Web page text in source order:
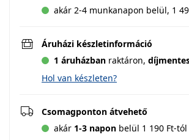
akár 2-4 munkanapon belül, 1
Áruházi készletinformáció
1 áruházban raktáron,
Hol van készleten?
Csomagponton átvehető
akár 1-3 napon belül 1 190 Ft-tól